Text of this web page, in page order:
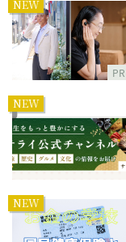
NEW
PR
NEW
NEW